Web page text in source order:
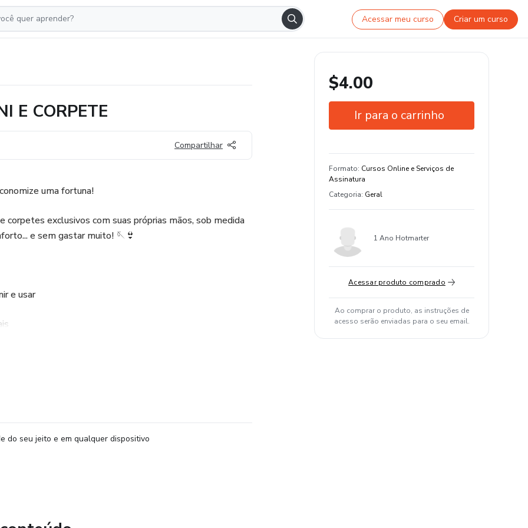
Acessar meu curso Criar um curso
E CORPETE
Compartilhar
uma fortuna!
corpetes exclusivos com suas próprias mãos, sob medida
e sem gastar muito! 🪡👙
e usar
se com o que você pode criar.
do seu jeito e em qualquer dispositivo
$4.00
Ir para o carrinho
Estude do seu jeito e em qualquer
dispositivo
Formato: Cursos Online e Serviços de
Assinatura
Categoria: Geral
1 Ano Hotmarter
Acessar produto comprado
Ao comprar o produto, as instruções de
acesso serão enviadas para o seu email.